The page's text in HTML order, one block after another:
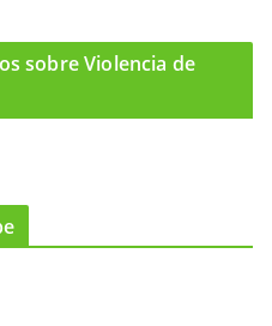
sobre Violencia de